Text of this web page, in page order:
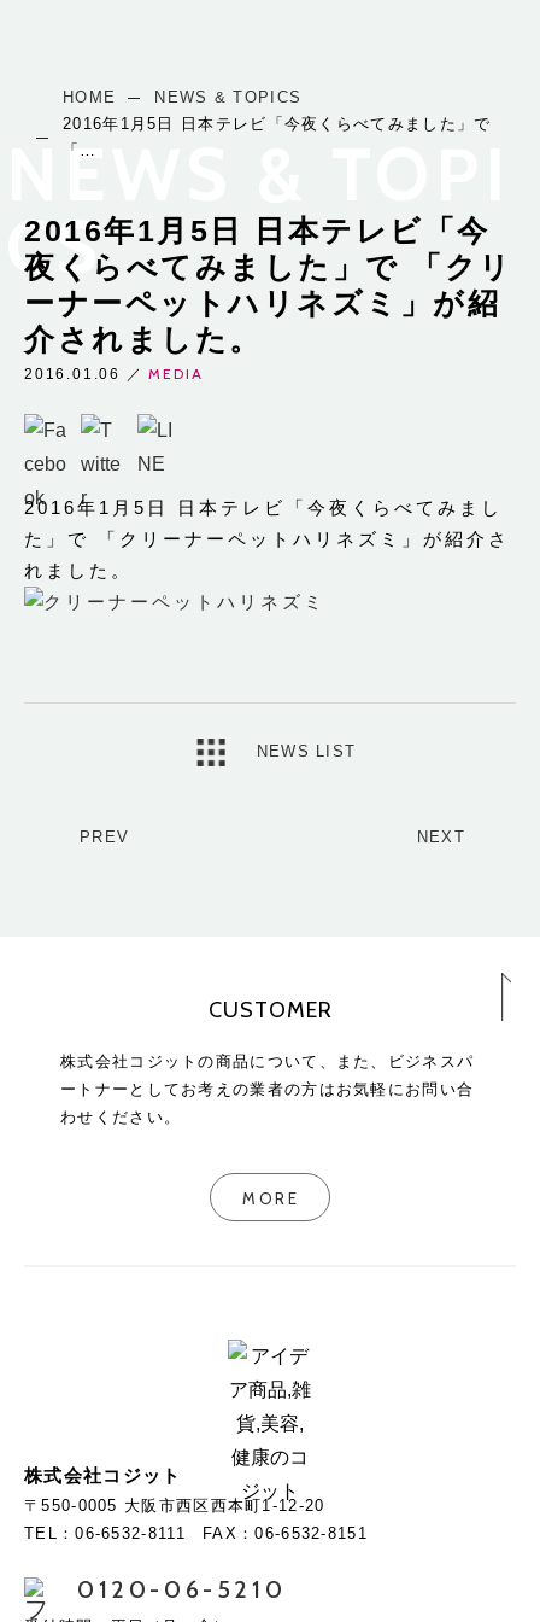
NEWS & TOPI
CS
HOME
NEWS & TOPICS
2016年1月5日 日本テレビ「今夜くらべてみました」で
「…
2016年1月5日 日本テレビ「今
夜くらべてみました」で 「クリ
ーナーペットハリネズミ」が紹
介されました。
2016.01.06 ／MEDIA
2016年1月5日 日本テレビ「今夜くらべてみまし
た」で 「クリーナーペットハリネズミ」が紹介さ
れました。
NEWS LIST
PREV NEXT
CUSTOMER
株式会社コジットの商品について、また、ビジネスパ
ートナーとしてお考えの業者の方はお気軽にお問い合
わせください。
MORE
株式会社コジット
〒550-0005 大阪市西区西本町1-12-20
TEL：06-6532-8111 FAX：06-6532-8151
0120-06-5210